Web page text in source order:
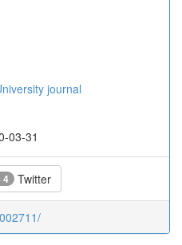
journal
03-31
4 Twitter